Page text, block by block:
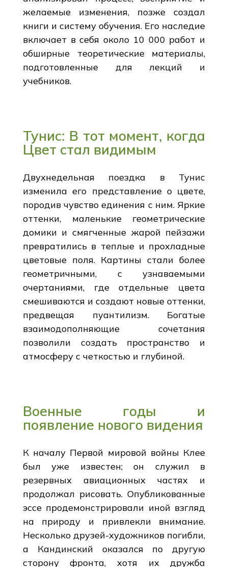
желаемые изменения, позже создал
книги и систему обучения. Его наследие
включает в себя около 10 000 работ и
обширные теоретические материалы,
подготовленные для лекций и
учебников.
Тунис: В тот момент, когда
Цвет стал видимым
Двухнедельная поездка в Тунис
изменила его представление о цвете,
породив чувство единения с ним. Яркие
оттенки, маленькие геометрические
домики и смягченные жарой пейзажи
превратились в теплые и прохладные
цветовые поля. Картины стали более
геометричными, с узнаваемыми
очертаниями, где отдельные цвета
смешиваются и создают новые оттенки,
предвещая пуантилизм. Богатые
взаимодополняющие сочетания
позволили создать пространство и
атмосферу с четкостью и глубиной.
Военные годы и
появление нового видения
К началу Первой мировой войны Клее
был уже известен; он служил в
резервных авиационных частях и
продолжал рисовать. Опубликованные
эссе продемонстрировали иной взгляд
на природу и привлекли внимание.
Несколько друзей-художников погибли,
а Кандинский оказался по другую
сторону фронта, хотя их дружба